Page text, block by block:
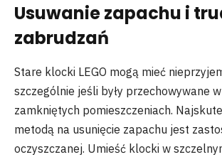
Usuwanie zapachu i
zabrudzań
Stare klocki LEGO mogą mieć
szczególnie jeśli były przechowywane
zamkniętych pomieszczeniach.
metodą na usunięcie zapachu jest
oczyszczanej. Umieść klocki w